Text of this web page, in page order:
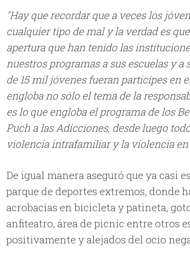
"Hay que recordar que a veces los
cualquier tipo de mal y la verdad es
apertura que han tenido las
nuestros programas a sus escuelas y
de 15 mil jóvenes fueran participes en
engloba no sólo el tema de la
es lo que engloba el programa de los
Puch a las Adicciones, desde luego
violencia intrafamiliar y la violencia
De igual manera aseguró que ya casi
parque de deportes extremos, donde
acrobacias en bicicleta y patineta,
anfiteatro, área de picnic entre otros
positivamente y alejados del ocio